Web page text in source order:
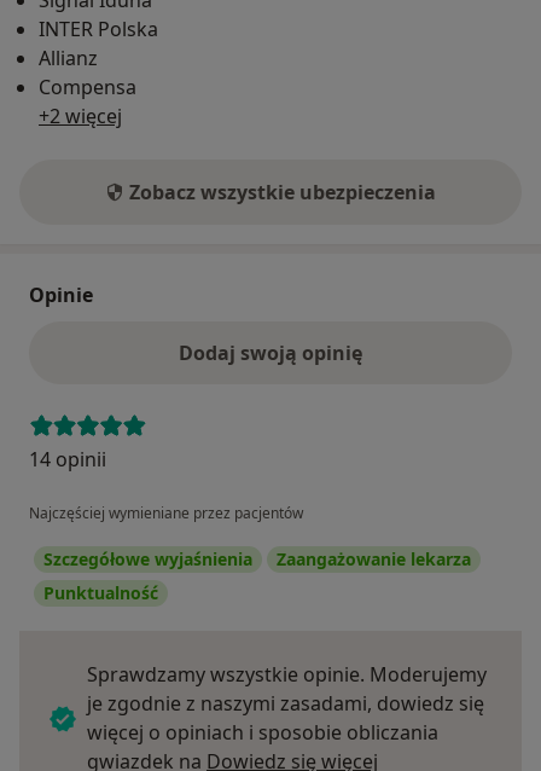
INTER Polska
Allianz
Compensa
+2 więcej
Zobacz wszystkie ubezpieczenia
Opinie
Dodaj swoją opinię
14 opinii
Najczęściej wymieniane przez pacjentów
Szczegółowe wyjaśnienia
Zaangażowanie lekarza
Punktualność
Sprawdzamy wszystkie opinie. Moderujemy
je zgodnie z naszymi zasadami, dowiedz się
więcej o opiniach i sposobie obliczania
gwiazdek na Dowiedz się więcej